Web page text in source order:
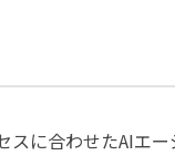
スに合わせたAIエ